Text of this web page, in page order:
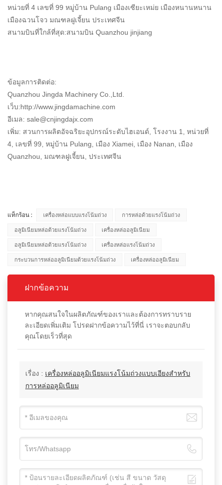
หน่วยที่ 4 เลขที่ 99 หมู่บ้าน Pulang เมืองเซียะเหม่ย เมืองหนานหนาน
เมืองฉวนโจว มณฑลฝูเจี้ยน ประเทศจีน
สนามบินที่ใกล้ที่สุด:สนามบิน Quanzhou jinjiang
ข้อมูลการติดต่อ:
Quanzhou Jingda Machinery Co.,Ltd.
เว็บ:http://www.jingdamachine.com
อีเมล: sale@cnjingdajx.com
เพิ่ม: สวนการผลิตอัจฉริยะอุปกรณ์ระดับไฮเอนด์, โรงงาน 1, หน่วยที่
4, เลขที่ 99, หมู่บ้าน Pulang, เมือง Xiamei, เมือง Nanan, เมือง
Quanzhou, มณฑลฝูเจี้ยน, ประเทศจีน
แท็กร้อน : เครื่องหล่อแบบแรงโน้มถ่วง การหล่อด้วยแรงโน้มถ่วง
อลูมิเนียมหล่อด้วยแรงโน้มถ่วง เครื่องหล่ออลูมิเนียม
อลูมิเนียมหล่อด้วยแรงโน้มถ่วง เครื่องหล่อแรงโน้มถ่วง
กระบวนการหล่ออลูมิเนียมด้วยแรงโน้มถ่วง เครื่องหล่ออลูมิเนียม
ฝากข้อความ
หากคุณสนใจในผลิตภัณฑ์ของเราและต้องการทราบราย
ละเอียดเพิ่มเติม โปรดฝากข้อความไว้ที่นี่ เราจะตอบกลับ
คุณโดยเร็วที่สุด
เรื่อง : เครื่องหล่ออลูมิเนียมแรงโน้มถ่วงแบบเอียงสำหรับ
การหล่ออลูมิเนียม